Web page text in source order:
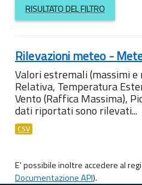
RISULTATO DEL FILTRO
Rilevazioni meteo -
Valori estremali (massimi e
Relativa, Temperatura
Vento (Raffica Massima),
dati riportati sono rilevati...
CSV
E' possibile inoltre accedere al
Documentazione API).